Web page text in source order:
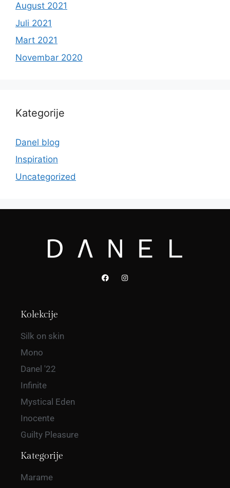
August 2021
Juli 2021
Mart 2021
Novembar 2020
Kategorije
Danel blog
Inspiration
Uncategorized
Kolekcije
Silk on skin
Mono
Danel '22
Infinite
Mystical Eden
Inocente
Guilty Pleasure
Kategorije
Marame